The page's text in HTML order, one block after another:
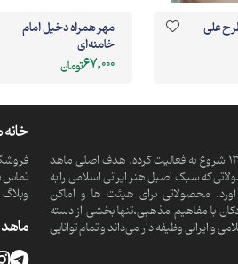
علی
مهر همراه دخیل امام
خامنه‌ای
67,000تومان
ماهد یک موسسه فرهنگی و مذهبی دانش بنیان است که از سال 1390 شروع به فعالیت کرده. هدف اصلی ماهد
که سبک اصیل هنر ایرانی اسلامی را به
محصولاتی برای هیئت ها و اماکن
با مفاهیم مذهبی،تنها بخشی از دسته
وظیفه دار می‌داند و تمام توانایی
تماس